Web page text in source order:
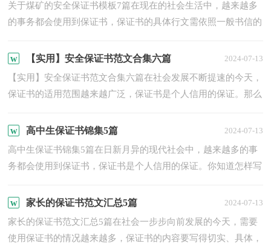
关于煤矿的安全保证书模板7篇在现在的社会生活中，越来越多
的事务都会使用到保证书，保证书的具体行文需依照一般书信的
【实用】安全保证书范文合集六篇 2024-07-13
【实用】安全保证书范文合集六篇在社会发展不断提速的今天，
保证书的适用范围越来越广泛，保证书是个人信用的保证。那么
高中生保证书锦集5篇 2024-07-13
高中生保证书锦集5篇在日新月异的现代社会中，越来越多的事
务都会使用到保证书，保证书是个人信用的保证。你知道怎样写
迎...
家长的保证书范文汇总5篇 2024-07-13
家长的保证书范文汇总5篇在社会一步步向前发展的今天，需要
使用保证书的情况越来越多，保证书的内容要写得切实、具体，